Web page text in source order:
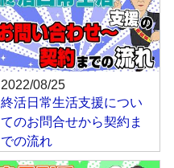
2022/08/25
終活日常生活支援につい
てのお問合せから契約ま
での流れ